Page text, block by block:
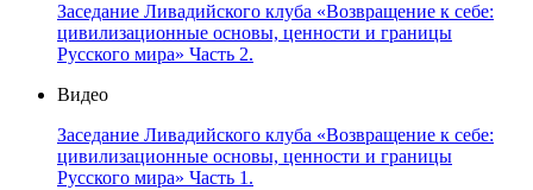
Заседание Ливадийского клуба «Возвращение к себе:
цивилизационные основы, ценности и границы
Русского мира» Часть 2.
Видео
Заседание Ливадийского клуба «Возвращение к себе:
цивилизационные основы, ценности и границы
Русского мира» Часть 1.